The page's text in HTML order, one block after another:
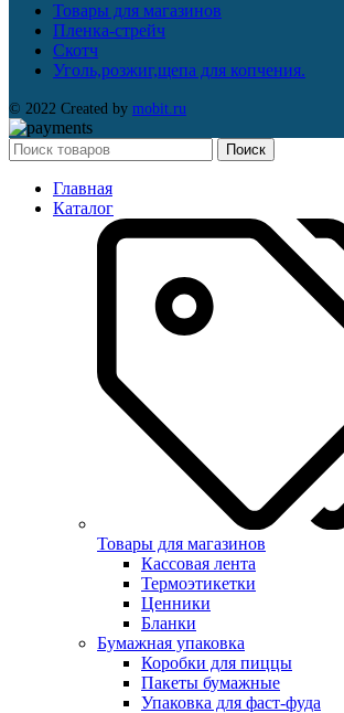
Товары для магазинов
Пленка-стрейч
Скотч
Уголь,розжиг,щепа для копчения.
© 2022 Created by mobit.ru
Поиск
Главная
Каталог
Товары для магазинов
Кассовая лента
Термоэтикетки
Ценники
Бланки
Бумажная упаковка
Коробки для пиццы
Пакеты бумажные
Упаковка для фаст-фуда